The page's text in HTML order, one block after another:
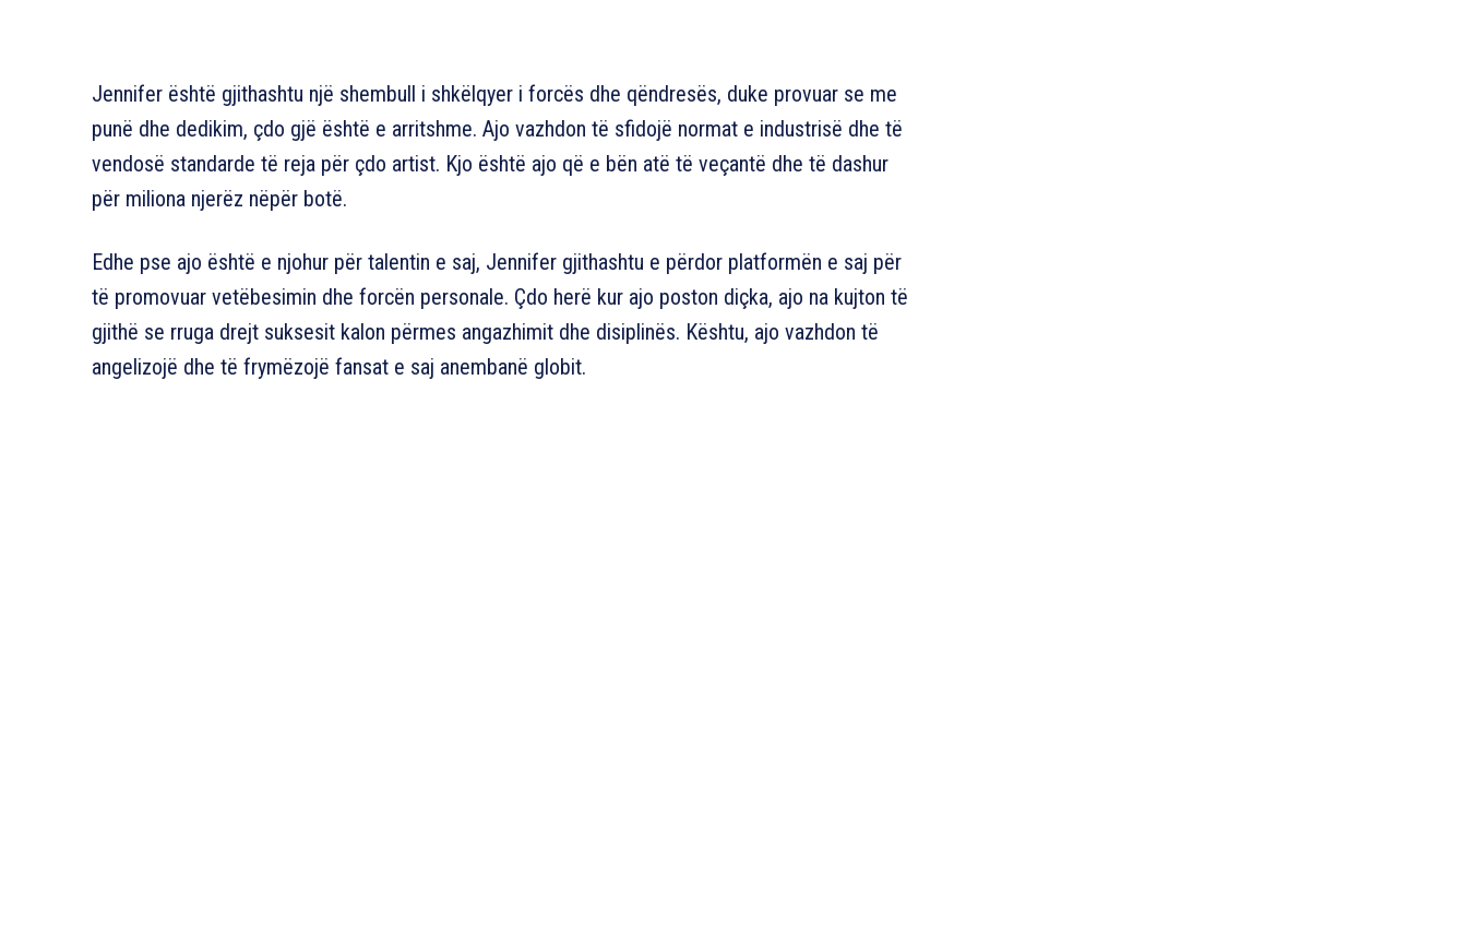
Jennifer është gjithashtu një shembull i shkëlqyer i forcës dhe qëndresës, duke provuar se me
punë dhe dedikim, çdo gjë është e arritshme. Ajo vazhdon të sfidojë normat e industrisë dhe të
vendosë standarde të reja për çdo artist. Kjo është ajo që e bën atë të veçantë dhe të dashur
për miliona njerëz nëpër botë.
Edhe pse ajo është e njohur për talentin e saj, Jennifer gjithashtu e përdor platformën e saj për
të promovuar vetëbesimin dhe forcën personale. Çdo herë kur ajo poston diçka, ajo na kujton të
gjithë se rruga drejt suksesit kalon përmes angazhimit dhe disiplinës. Kështu, ajo vazhdon të
angelizojë dhe të frymëzojë fansat e saj anembanë globit.